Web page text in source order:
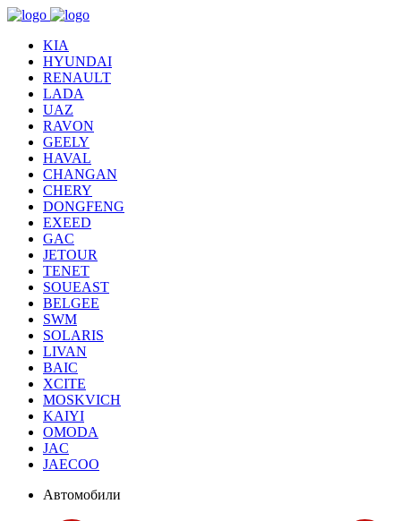
KIA
HYUNDAI
RENAULT
LADA
UAZ
RAVON
GEELY
HAVAL
CHANGAN
CHERY
DONGFENG
EXEED
GAC
JETOUR
TENET
SOUEAST
BELGEE
SWM
SOLARIS
LIVAN
BAIC
XCITE
MOSKVICH
KAIYI
OMODA
JAC
JAECOO
Автомобили